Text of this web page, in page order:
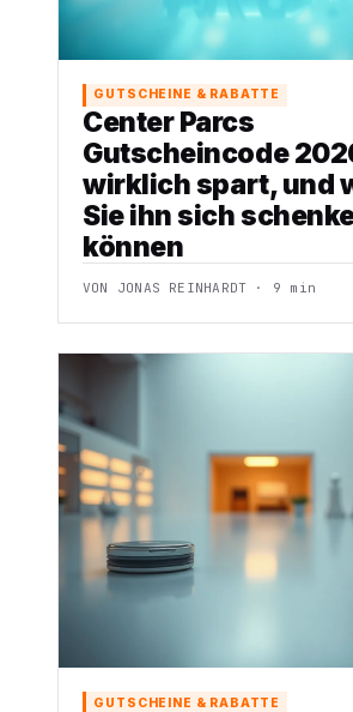
GUTSCHEINE & RABATTE
Center Parcs
Gutscheincode
wirklich spart, und
Sie ihn sich
können
VON JONAS REINHARDT · 9 min
GUTSCHEINE & RABATTE